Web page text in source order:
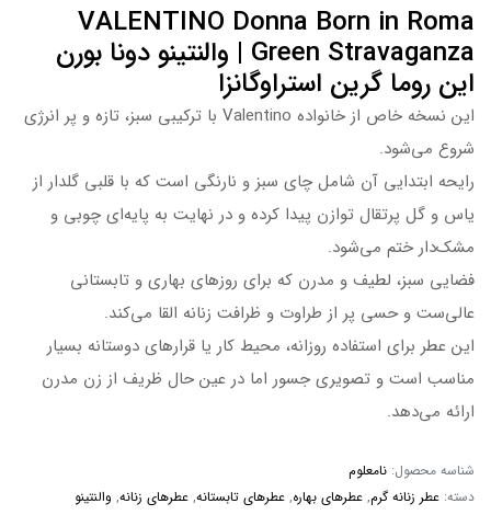
VALENTINO Donna Born in Roma
Green Stravaganza | والنتینو دونا بورن
این روما گرین استراوگانزا
این نسخه خاص از خانواده Valentino با ترکیبی سبز، تازه و پر انرژی
شروع می‌شود.
رایحه ابتدایی آن شامل چای سبز و نارنگی است که با قلبی گلدار از
یاس و گل پرتقال توازن پیدا کرده و در نهایت به پایه‌ای چوبی و
مشک‌دار ختم می‌شود.
فضایی سبز، لطیف و مدرن که برای روزهای بهاری و تابستانی
عالی‌ست و حسی پر از طراوت و ظرافت زنانه القا می‌کند.
این عطر برای استفاده روزانه، محیط کار یا قرارهای دوستانه بسیار
مناسب است و تصویری جسور اما در عین حال ظریف از زن مدرن
ارائه می‌دهد.
شناسه محصول: نامعلوم
دسته: عطر زنانه گرم, عطرهای بهاره, عطرهای تابستانه, عطرهای زنانه, والنتینو